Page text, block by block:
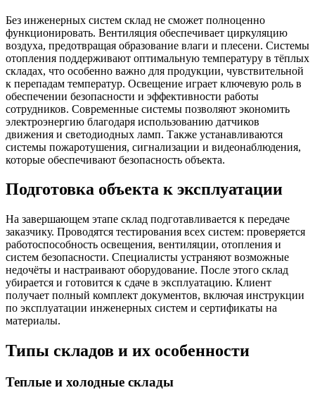
Без инженерных систем склад не сможет полноценно
функционировать. Вентиляция обеспечивает циркуляцию
воздуха, предотвращая образование влаги и плесени. Системы
отопления поддерживают оптимальную температуру в тёплых
складах, что особенно важно для продукции, чувствительной
к перепадам температур. Освещение играет ключевую роль в
обеспечении безопасности и эффективности работы
сотрудников. Современные системы позволяют экономить
электроэнергию благодаря использованию датчиков
движения и светодиодных ламп. Также устанавливаются
системы пожаротушения, сигнализации и видеонаблюдения,
которые обеспечивают безопасность объекта.
Подготовка объекта к эксплуатации
На завершающем этапе склад подготавливается к передаче
заказчику. Проводятся тестирования всех систем: проверяется
работоспособность освещения, вентиляции, отопления и
систем безопасности. Специалисты устраняют возможные
недочёты и настраивают оборудование. После этого склад
убирается и готовится к сдаче в эксплуатацию. Клиент
получает полный комплект документов, включая инструкции
по эксплуатации инженерных систем и сертификаты на
материалы.
Типы складов и их особенности
Теплые и холодные склады